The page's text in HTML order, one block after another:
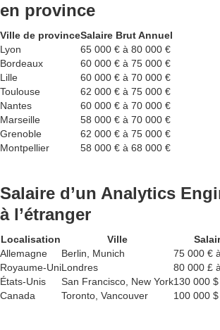
en province
Ville de provinceSalaire Brut Annuel
Lyon
65 000 € à 80 000 €
Bordeaux
60 000 € à 75 000 €
Lille
60 000 € à 70 000 €
Toulouse
62 000 € à 75 000 €
Nantes
60 000 € à 70 000 €
Marseille
58 000 € à 70 000 €
Grenoble
62 000 € à 75 000 €
Montpellier
58 000 € à 68 000 €
Salaire d’un Analytics
à l’étranger
Localisation Ville
Allemagne
Berlin, Munich
75 000 €
Royaume-UniLondres
80 000 £
États-Unis
San Francisco, New York130 000
Canada
Toronto, Vancouver 100 000